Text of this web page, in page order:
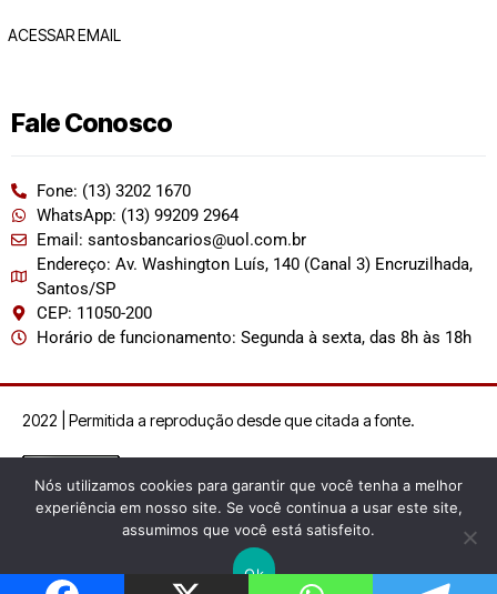
ACESSAR EMAIL
Fale Conosco
Fone: (13) 3202 1670
WhatsApp: (13) 99209 2964
Email: santosbancarios@uol.com.br
Endereço: Av. Washington Luís, 140 (Canal 3) Encruzilhada,
Santos/SP
CEP: 11050-200
Horário de funcionamento: Segunda à sexta, das 8h às 18h
2022 | Permitida a reprodução desde que citada a fonte.
Nós utilizamos cookies para garantir que você tenha a melhor
experiência em nosso site. Se você continua a usar este site,
assumimos que você está satisfeito.
Ok